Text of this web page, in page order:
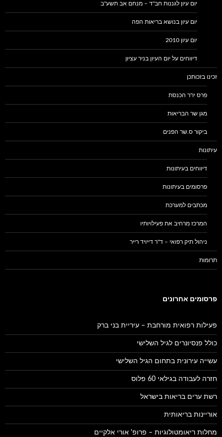
יום עיון לגננות חב"ד – מנחם אב תשע"ב
יום עיון בנושא בריאות הפה
יום עיון 2010
דיווחים על יום העיון בניר עציון
זכינו בזכותכן
פרס יו"ר הכנסת
מגן שר הבריאות
ביקור ס.שר הפנים
עיתונות
דיווחים בעיתונות
פרסומים בעיתונות
מכתבים למערכת
המרכז מרחיב את פעילויותיו
ניהול תיק רפואי – ד"ר דייויד רייר
תרומות
פרסומים אחרונים
פעילות רפואית מורחבת – עיריית בני ברק
כולל פנסיונרים לגיל השלישי
עשייה עירונית בתחום הגיל השלישי
חזרה לעבודה בגילאי 60 פלוס
רשת ערים בריאות בישראל
אוריינות בריאותית
מחלות ריאומטולוגיות – פרופ' אורי אלקיים